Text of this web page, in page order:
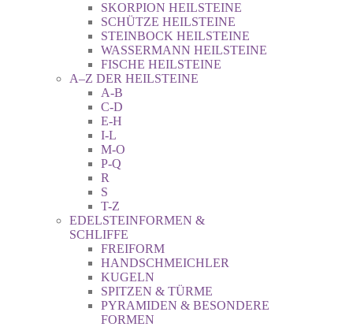
SKORPION HEILSTEINE
SCHÜTZE HEILSTEINE
STEINBOCK HEILSTEINE
WASSERMANN HEILSTEINE
FISCHE HEILSTEINE
A–Z DER HEILSTEINE
A-B
C-D
E-H
I-L
M-O
P-Q
R
S
T-Z
EDELSTEINFORMEN &
SCHLIFFE
FREIFORM
HANDSCHMEICHLER
KUGELN
SPITZEN & TÜRME
PYRAMIDEN & BESONDERE
FORMEN